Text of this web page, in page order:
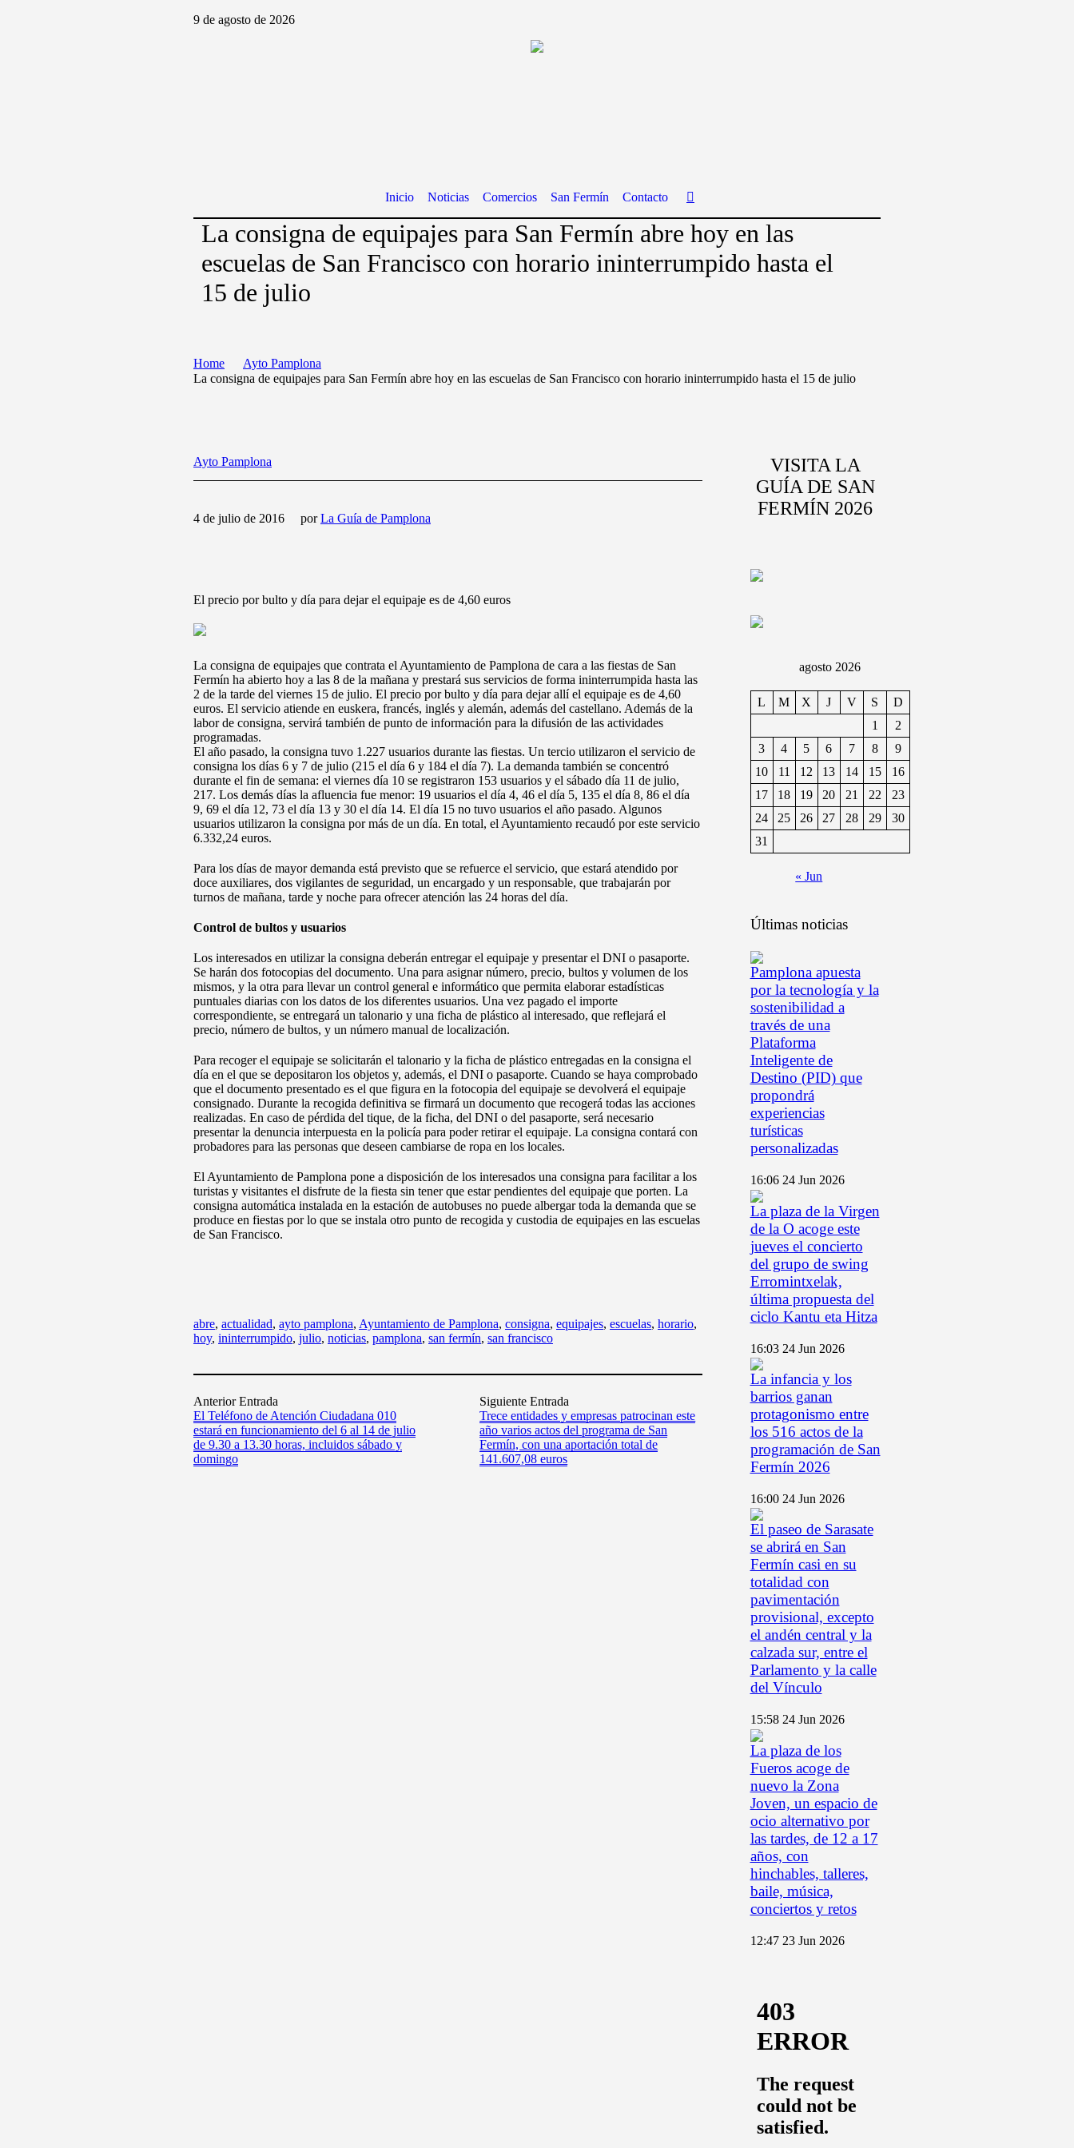
9 de agosto de 2026
Inicio Noticias Comercios San Fermín Contacto
La consigna de equipajes para San Fermín abre hoy en las
escuelas de San Francisco con horario ininterrumpido hasta el
15 de julio
Home
Ayto Pamplona
La consigna de equipajes para San Fermín abre hoy en las escuelas de San Francisco con horario ininterrumpido hasta el 15 de julio
Ayto Pamplona
4 de julio de 2016 porLa Guía de Pamplona
El precio por bulto y día para dejar el equipaje es de 4,60 euros
La consigna de equipajes que contrata el Ayuntamiento de Pamplona de cara a las fiestas de San
Fermín ha abierto hoy a las 8 de la mañana y prestará sus servicios de forma ininterrumpida hasta las
2 de la tarde del viernes 15 de julio. El precio por bulto y día para dejar allí el equipaje es de 4,60
euros. El servicio atiende en euskera, francés, inglés y alemán, además del castellano. Además de la
labor de consigna, servirá también de punto de información para la difusión de las actividades
programadas.
El año pasado, la consigna tuvo 1.227 usuarios durante las fiestas. Un tercio utilizaron el servicio de
consigna los días 6 y 7 de julio (215 el día 6 y 184 el día 7). La demanda también se concentró
durante el fin de semana: el viernes día 10 se registraron 153 usuarios y el sábado día 11 de julio,
217. Los demás días la afluencia fue menor: 19 usuarios el día 4, 46 el día 5, 135 el día 8, 86 el día
9, 69 el día 12, 73 el día 13 y 30 el día 14. El día 15 no tuvo usuarios el año pasado. Algunos
usuarios utilizaron la consigna por más de un día. En total, el Ayuntamiento recaudó por este servicio
6.332,24 euros.
Para los días de mayor demanda está previsto que se refuerce el servicio, que estará atendido por
doce auxiliares, dos vigilantes de seguridad, un encargado y un responsable, que trabajarán por
turnos de mañana, tarde y noche para ofrecer atención las 24 horas del día.
Control de bultos y usuarios
Los interesados en utilizar la consigna deberán entregar el equipaje y presentar el DNI o pasaporte.
Se harán dos fotocopias del documento. Una para asignar número, precio, bultos y volumen de los
mismos, y la otra para llevar un control general e informático que permita elaborar estadísticas
puntuales diarias con los datos de los diferentes usuarios. Una vez pagado el importe
correspondiente, se entregará un talonario y una ficha de plástico al interesado, que reflejará el
precio, número de bultos, y un número manual de localización.
Para recoger el equipaje se solicitarán el talonario y la ficha de plástico entregadas en la consigna el
día en el que se depositaron los objetos y, además, el DNI o pasaporte. Cuando se haya comprobado
que el documento presentado es el que figura en la fotocopia del equipaje se devolverá el equipaje
consignado. Durante la recogida definitiva se firmará un documento que recogerá todas las acciones
realizadas. En caso de pérdida del tique, de la ficha, del DNI o del pasaporte, será necesario
presentar la denuncia interpuesta en la policía para poder retirar el equipaje. La consigna contará con
probadores para las personas que deseen cambiarse de ropa en los locales.
El Ayuntamiento de Pamplona pone a disposición de los interesados una consigna para facilitar a los
turistas y visitantes el disfrute de la fiesta sin tener que estar pendientes del equipaje que porten. La
consigna automática instalada en la estación de autobuses no puede albergar toda la demanda que se
produce en fiestas por lo que se instala otro punto de recogida y custodia de equipajes en las escuelas
de San Francisco.
abre, actualidad, ayto pamplona, Ayuntamiento de Pamplona, consigna, equipajes, escuelas, horario,
hoy, ininterrumpido, julio, noticias, pamplona, san fermín, san francisco
Anterior Entrada
El Teléfono de Atención Ciudadana 010
estará en funcionamiento del 6 al 14 de julio
de 9.30 a 13.30 horas, incluidos sábado y
domingo
Siguiente Entrada
Trece entidades y empresas patrocinan este
año varios actos del programa de San
Fermín, con una aportación total de
141.607,08 euros
VISITA LA
GUÍA DE SAN
FERMÍN 2026
agosto 2026
L M X J V S
D
1
2
3
4 5 6 7 8
9
10
11 12 13 14 15
16
17
18 19 20 21 22
23
24
25 26 27 28 29
30
31
« Jun
Últimas noticias
Pamplona apuesta
por la tecnología y la
sostenibilidad a
través de una
Plataforma
Inteligente de
Destino (PID) que
propondrá
experiencias
turísticas
personalizadas
16:06 24 Jun 2026
La plaza de la Virgen
de la O acoge este
jueves el concierto
del grupo de swing
Erromintxelak,
última propuesta del
ciclo Kantu eta Hitza
16:03 24 Jun 2026
La infancia y los
barrios ganan
protagonismo entre
los 516 actos de la
programación de San
Fermín 2026
16:00 24 Jun 2026
El paseo de Sarasate
se abrirá en San
Fermín casi en su
totalidad con
pavimentación
provisional, excepto
el andén central y la
calzada sur, entre el
Parlamento y la calle
del Vínculo
15:58 24 Jun 2026
La plaza de los
Fueros acoge de
nuevo la Zona
Joven, un espacio de
ocio alternativo por
las tardes, de 12 a 17
años, con
hinchables, talleres,
baile, música,
conciertos y retos
12:47 23 Jun 2026